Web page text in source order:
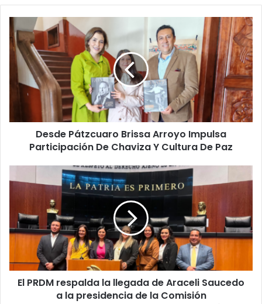
Pátzcuaro
Brissa
Arroyo
Impulsa
Participación
Y
Desde Pátzcuaro Brissa Arroyo Impulsa
Participación De Chaviza Y Cultura De Paz
PRDM
llegada
de
Araceli
Saucedo
a
El PRDM respalda la llegada de Araceli Saucedo
a la presidencia de la Comisión